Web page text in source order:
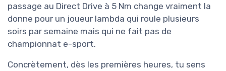
passage au Direct Drive à 5 Nm change vraiment la
donne pour un joueur lambda qui roule plusieurs
soirs par semaine mais qui ne fait pas de
championnat e-sport.
Concrètement, dès les premières heures, tu sens